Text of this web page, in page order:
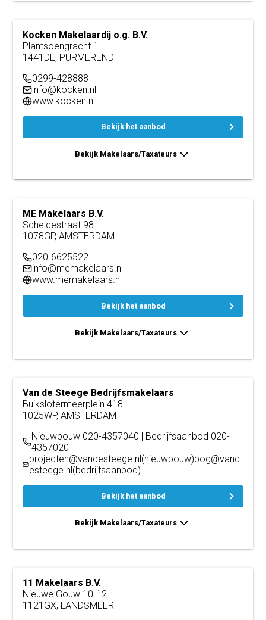
Kocken Makelaardij o.g. B.V.
Plantsoengracht 1
1441DE, PURMEREND
0299-428888
info@kocken.nl
www.kocken.nl
Bekijk het aanbod
Bekijk Makelaars/Taxateurs
ME Makelaars B.V.
Scheldestraat 98
1078GP, AMSTERDAM
020-6625522
info@memakelaars.nl
www.memakelaars.nl
Bekijk het aanbod
Bekijk Makelaars/Taxateurs
Van de Steege Bedrijfsmakelaars
Buikslotermeerplein 418
1025WP, AMSTERDAM
Nieuwbouw 020-4357040 | Bedrijfsaanbod 020-
4357020
projecten@vandesteege.nl(nieuwbouw)bog@vand
esteege.nl(bedrijfsaanbod)
Bekijk het aanbod
Bekijk Makelaars/Taxateurs
11 Makelaars B.V.
Nieuwe Gouw 10-12
1121GX, LANDSMEER